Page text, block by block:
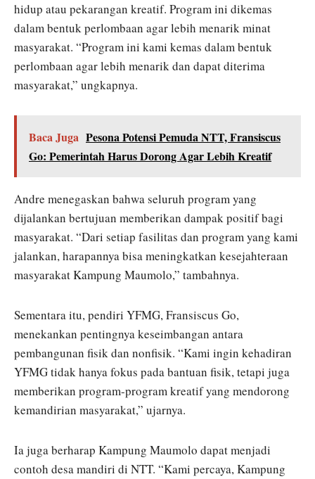
hidup atau pekarangan kreatif. Program ini dikemas
dalam bentuk perlombaan agar lebih menarik minat
masyarakat. “Program ini kami kemas dalam bentuk
perlombaan agar lebih menarik dan dapat diterima
masyarakat,” ungkapnya.
Baca Juga Pesona Potensi Pemuda NTT, Fransiscus
Go: Pemerintah Harus Dorong Agar Lebih Kreatif
Andre menegaskan bahwa seluruh program yang
dijalankan bertujuan memberikan dampak positif bagi
masyarakat. “Dari setiap fasilitas dan program yang kami
jalankan, harapannya bisa meningkatkan kesejahteraan
masyarakat Kampung Maumolo,” tambahnya.
Sementara itu, pendiri YFMG,Fransiscus Go,
menekankan pentingnya keseimbangan antara
pembangunan fisik dan nonfisik. “Kami ingin kehadiran
YFMG tidak hanya fokus pada bantuan fisik, tetapi juga
memberikan program-program kreatif yang mendorong
kemandirian masyarakat,” ujarnya.
Ia juga berharap Kampung Maumolo dapat menjadi
contoh desa mandiri di NTT. “Kami percaya, Kampung